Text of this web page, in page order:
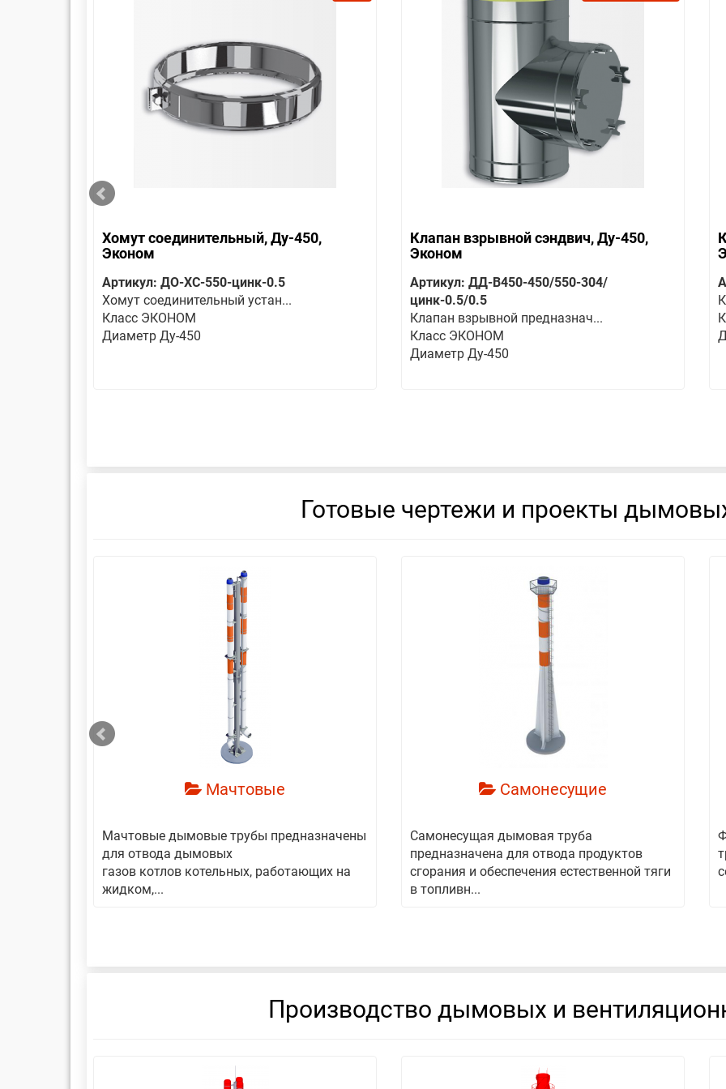
Хомут соединительный, Ду-450,
Эконом
Артикул: ДО-ХС-550-цинк-0.5
Хомут соединительный устан...
Класс ЭКОНОМ
Диаметр Ду-450
Клапан взрывной сэндвич, Ду-450,
Эконом
Артикул: ДД-В450-450/550-304/
цинк-0.5/0.5
Клапан взрывной предназнач...
Класс ЭКОНОМ
Диаметр Ду-450
Готовые чертежи и проекты
Мачтовые
Мачтовые дымовые трубы предназначены
для отвода дымовых
газов котлов котельных, работающих на
жидком,...
Самонесущие
Самонесущая дымовая труба
предназначена для отвода продуктов
сгорания и обеспечения естественной тяги
в топливн...
Производство дымовых и